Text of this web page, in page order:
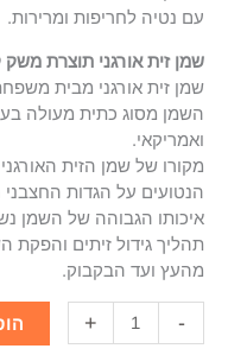
עם נטיה לחריפות ומרירות.
שמן זית אורגני תוצרת משק
שמן זית אורגני מבית
השמן מסוג כתית מעולה
ואמריקאי.
מקורו של שמן הזית
הנטועים על הגדות החצבני
איכותו הגבוהה של השמן
תהליך גידול זיתים והפקת
מהעץ ועד הבקבוק.
-
+